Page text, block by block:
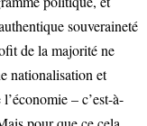
souveraineté
de la majorité ne
nationalisation et
– c’est-à-